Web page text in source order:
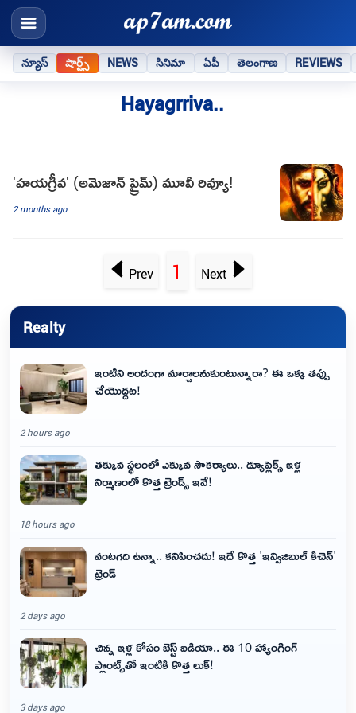
న్యూస్ షార్ట్స్ NEWS సినిమా ఏపీ తెలంగాణ REVIEWS
Hayagrriva..
'హయగ్రీవ' (అమెజాన్ ప్రైమ్) మూవీ రివ్యూ!
2 months ago
Prev 1 Next
Realty
ఇంటిని అందంగా మార్చాలనుకుంటున్నారా? ఈ ఒక్క తప్పు
చేయొద్దట!
2 hours ago
తక్కువ స్థలంలో ఎక్కువ సౌకర్యాలు.. డ్యూప్లెక్స్ ఇళ్ల
నిర్మాణంలో కొత్త ట్రెండ్స్ ఇవే!
18 hours ago
వంటగది ఉన్నా.. కనిపించదు! ఇదే కొత్త 'ఇన్విజిబుల్ కిచెన్'
ట్రెండ్
2 days ago
చిన్న ఇళ్ల కోసం బెస్ట్ ఐడియా.. ఈ 10 హ్యాంగింగ్
ప్లాంట్స్‌తో ఇంటికి కొత్త లుక్!
3 days ago